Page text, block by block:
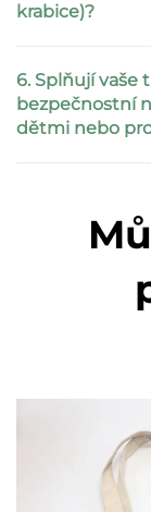
krabice)?
6. Splňují vaše
bezpečnostní
dětmi nebo